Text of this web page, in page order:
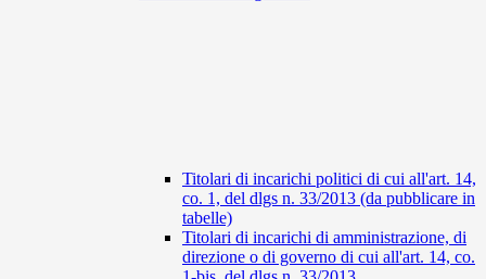
Titolari di incarichi politici di cui all'art. 14,
co. 1, del dlgs n. 33/2013 (da pubblicare in
tabelle)
Titolari di incarichi di amministrazione, di
direzione o di governo di cui all'art. 14, co.